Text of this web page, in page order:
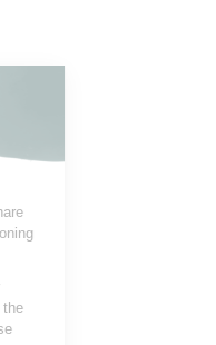
maintain our
content and
enable you to share
the proper functioning
still continue your
note that some of the
if you refuse